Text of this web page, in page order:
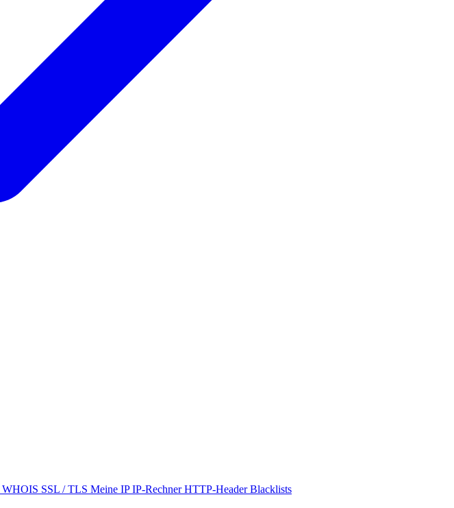
WHOIS SSL / TLS Meine IPIP-RechnerHTTP-HeaderBlacklists